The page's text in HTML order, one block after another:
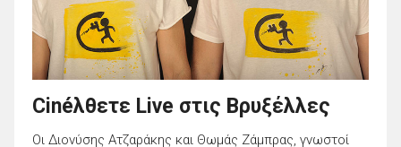
Cinéλθετε Live στις Βρυξέλλες
Οι Διονύσης Ατζαράκης και Θωμάς Ζάμπρας, γνωστοί